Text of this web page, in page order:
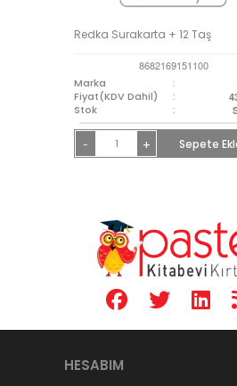
Redka Surakarta + 12 Taş
8682169151100
Marka
:
Fiyat(KDV Dahil) :
Stok :
- + Sepete
HESABIM